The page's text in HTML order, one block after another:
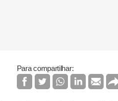
Para compartilhar: